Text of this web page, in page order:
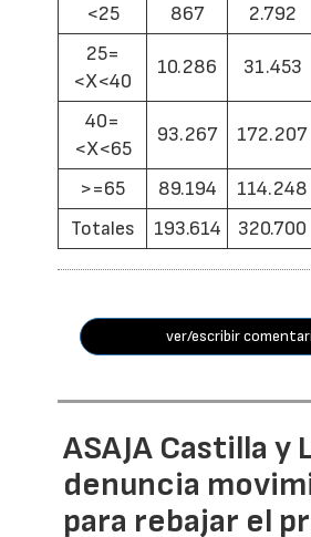
<25
867 2.792
25=
<X<40
10.286 31.453
40=
<X<65
93.267 172.207
>=65 89.194 114.248
Totales
193.614 320.700
ver/escribir
ASAJA Castilla y
denuncia
para rebajar el